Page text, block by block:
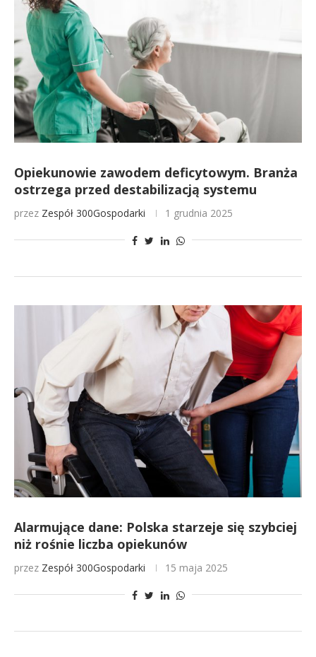
Opiekunowie zawodem deficytowym. Branża
ostrzega przed destabilizacją systemu
przez Zespół 300Gospodarki 1 grudnia 2025
Alarmujące dane: Polska starzeje się szybciej
niż rośnie liczba opiekunów
przez Zespół 300Gospodarki 15 maja 2025